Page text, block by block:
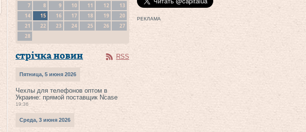
7
8 9 10 11 12
13
14
15 16 17 18 19
20
21
22 23 24 25 26
27
28
стрічка новин RSS
Пятница, 5 июня 2026
Чехлы для телефонов оптом в
Украине: прямой поставщик Ncase
19:36
Среда, 3 июня 2026
РЕКЛАМА